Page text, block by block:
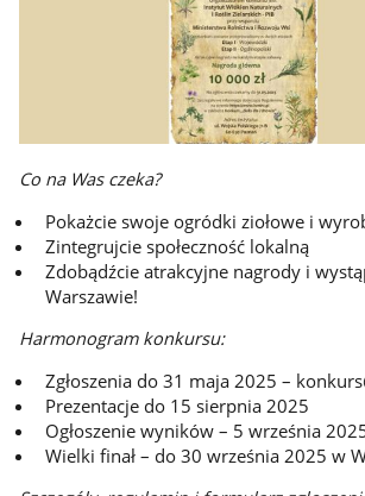
Co na Was czeka?
Pokażcie swoje ogródki ziołowe i
Zintegrujcie społeczność lokalną
Zdobądźcie atrakcyjne nagrody i
Warszawie!
Harmonogram konkursu:
Zgłoszenia do 31 maja 2025 –
Prezentacje do 15 sierpnia 2025
Ogłoszenie wyników – 5 września
Wielki finał – do 30 września 2025 w